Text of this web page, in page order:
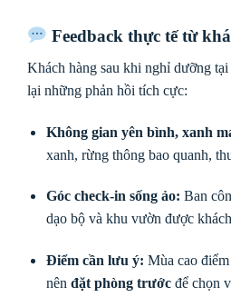
Feedback thực tế từ
Khách hàng sau khi nghỉ dưỡng tại
lại những phản hồi tích cực:
Không gian yên bình, xanh
xanh, rừng thông bao quanh,
Góc check-in sống ảo: Ban
dạo bộ và khu vườn được
Điểm cần lưu ý: Mùa cao
nên đặt phòng trướcđể chọn